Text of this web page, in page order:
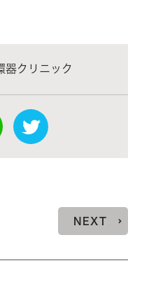
器クリニック
NEXT